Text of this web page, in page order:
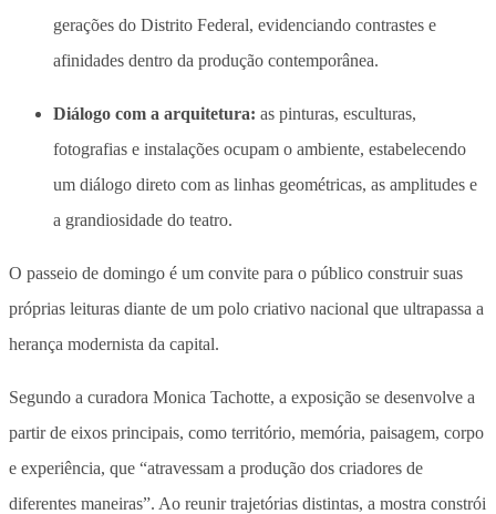
gerações do Distrito Federal, evidenciando contrastes e
afinidades dentro da produção contemporânea.
Diálogo com a arquitetura: as pinturas, esculturas,
fotografias e instalações ocupam o ambiente, estabelecendo
um diálogo direto com as linhas geométricas, as amplitudes e
a grandiosidade do teatro.
O passeio de domingo é um convite para o público construir suas
próprias leituras diante de um polo criativo nacional que ultrapassa a
herança modernista da capital.
Segundo a curadora Monica Tachotte, a exposição se desenvolve a
partir de eixos principais, como território, memória, paisagem, corpo
e experiência, que “atravessam a produção dos criadores de
diferentes maneiras”. Ao reunir trajetórias distintas, a mostra constrói